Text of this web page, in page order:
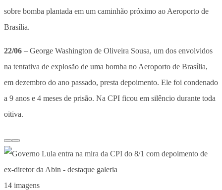
sobre bomba plantada em um caminhão próximo ao Aeroporto de
Brasília.
22/06 – George Washington de Oliveira Sousa, um dos envolvidos
na tentativa de explosão de uma bomba no Aeroporto de Brasília,
em dezembro do ano passado, presta depoimento. Ele foi condenado
a 9 anos e 4 meses de prisão. Na CPI ficou em silêncio durante toda
oitiva.
14 imagens